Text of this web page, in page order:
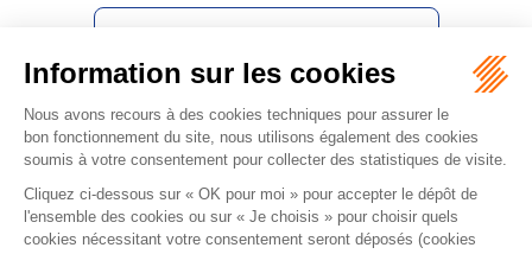
SAID IBRAHIM - RENAUT
ORDRE DES AVOCATS DE NÎMES